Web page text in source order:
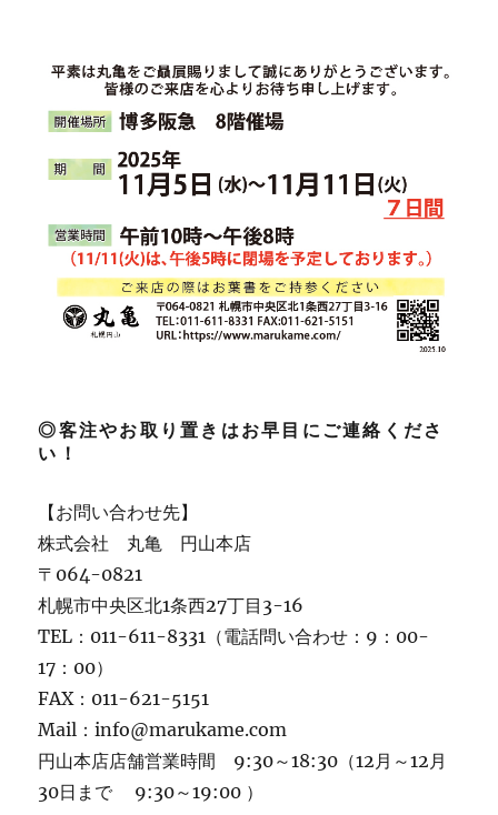
◎客注やお取り置きはお早目にご連絡くださ
い！
【お問い合わせ先】
株式会社 丸亀 円山本店
〒064-0821
札幌市中央区北1条西27丁目3-16
TEL：011-611-8331（電話問い合わせ：9：00-
17：00）
FAX：011-621-5151
Mail：info@marukame.com
円山本店店舗営業時間 9:30～18:30（12月～12月
30日まで 9:30～19:00 ）